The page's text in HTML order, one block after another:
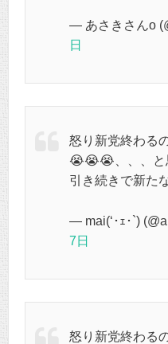
— あさきさんo
日
怒り新党終わる
😭😭😭、、、と
引き続きで新た
— mai(‘･ｪ･`)
7日
怒り新党終わる